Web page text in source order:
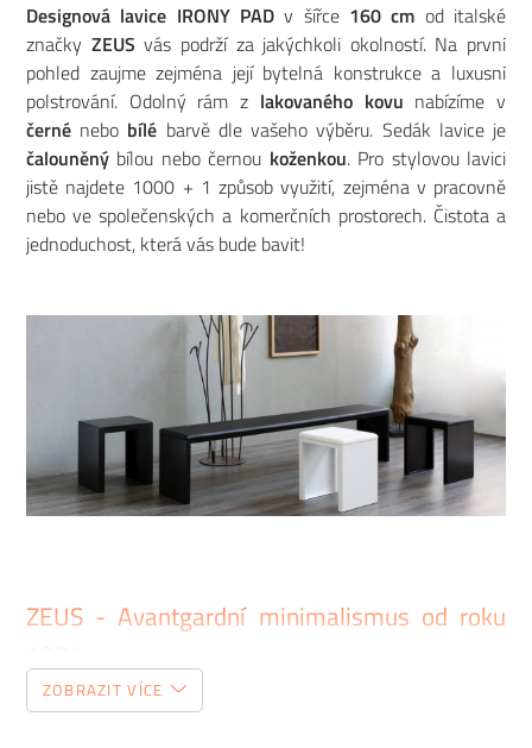
Designová lavice IRONY PADv šířce 160 cm od italské
značky ZEUSvás podrží za jakýchkoli okolností. Na první
pohled zaujme zejména její bytelná konstrukce a luxusní
polstrování. Odolný rám z lakovaného kovu nabízíme v
černé nebo bílé barvě dle vašeho výběru. Sedák lavice je
čalouněný bílou nebo černou koženkou. Pro stylovou lavici
jistě najdete 1000 + 1 způsob využití, zejména v pracovně
nebo ve společenských a komerčních prostorech. Čistota a
jednoduchost, která vás bude bavit!
ZEUS - Avantgardní minimalismus od roku
Neustálé hledání nových materiálů a cest, částečně ruční
ZOBRAZIT VÍCE